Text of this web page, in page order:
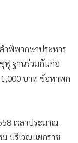
ำพิพากษาประหาร
ฟู ฐานร่วมกันก่อ
บาท ข้อหาพก
เวลาประมาณ
บริเวณแยกราช